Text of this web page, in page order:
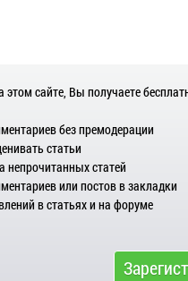
этом сайте, Вы получаете
без премодерации
статьи
непрочитанных статей
или постов в закладки
в статьях и на форуме